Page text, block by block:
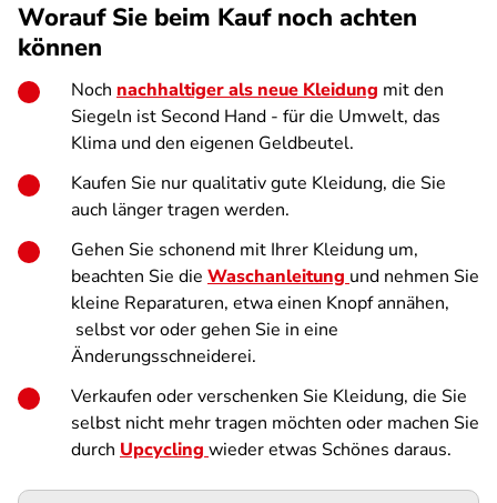
Worauf Sie beim Kauf noch achten
können
Noch nachhaltiger als neue Kleidung mit den
Siegeln ist Second Hand - für die Umwelt, das
Klima und den eigenen Geldbeutel.
Kaufen Sie nur qualitativ gute Kleidung, die Sie
auch länger tragen werden.
Gehen Sie schonend mit Ihrer Kleidung um,
beachten Sie die Waschanleitung und nehmen Sie
kleine Reparaturen, etwa einen Knopf annähen,
selbst vor oder gehen Sie in eine
Änderungsschneiderei.
Verkaufen oder verschenken Sie Kleidung, die Sie
selbst nicht mehr tragen möchten oder machen Sie
durch Upcycling wieder etwas Schönes daraus.